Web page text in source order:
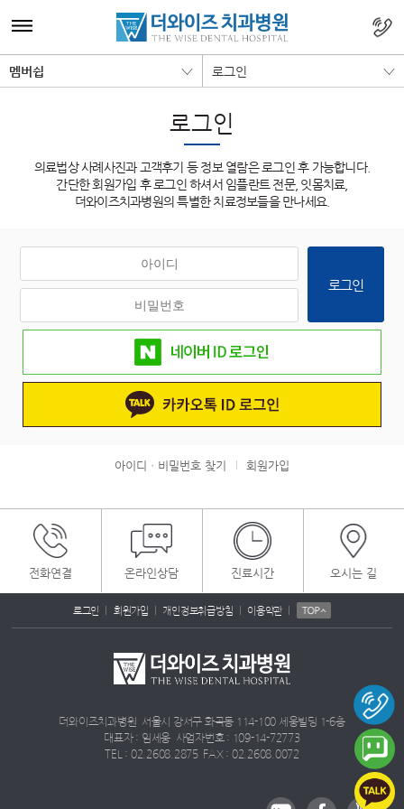
멤버쉽 로그인
로그인
의료법상 사례사진과 고객후기 등 정보 열람은 로그인 후 가능합니다.
간단한 회원가입 후 로그인 하셔서 임플란트 전문, 잇몸치료,
더와이즈치과병원의 특별한 치료정보들을 만나세요.
로그인
아이디ㆍ비밀번호 찾기 회원가입
전화연결 온라인상담 진료시간 오시는 길
로그인 | 회원가입 | 개인정보취급방침 | 이용약관 |
더와이즈치과병원 서울시 강서구 화곡동 114-100 세웅빌딩 1-6층
대표자 : 임세웅 사업자번호 : 109-14-72773
TEL : 02.2608.2875 FAX : 02.2608.0072